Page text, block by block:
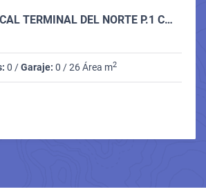
TERMINAL DEL NORTE P.1 C…
0 /Garaje: 0 / 26 Área m2